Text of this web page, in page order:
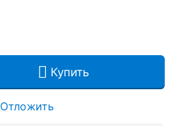
Купить
Отложить